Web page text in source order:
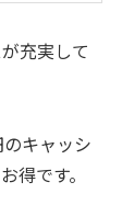
充実して
キャッシ
得です。